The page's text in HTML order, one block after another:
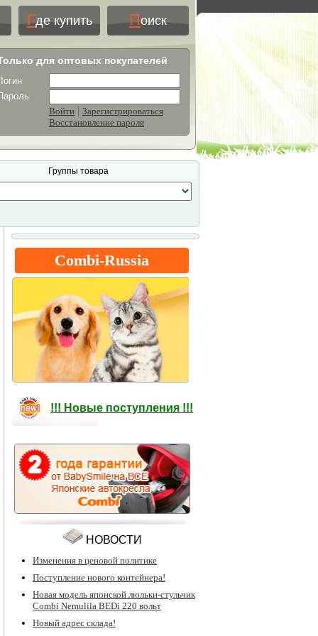
Где купить Поиск
для оптовых покупателей
Войти | Зарегистрироваться
Восстановление пароля
Группы товара
Combi-Russia
!!! Новые поступления !!!
НОВОСТИ
Изменения в ценовой политике
Поступление нового контейнера!
Новая модель японской люльки-стульчик
Combi Nemulila BEDi 220 вольт
Новый адрес склада!